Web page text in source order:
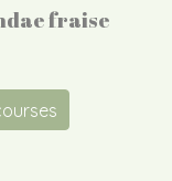
fraise